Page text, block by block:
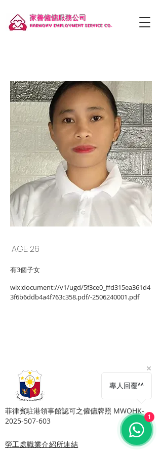
家善僱傭服務公司
Harmony employment service co.
AGE: 26
有3個子女
wix:document://v1/ugd/5f3ce0_ffd315ea361d4
3f6b6ddb4a4f763c358.pdf/-2506240001.pdf
​菲律賓駐港領事館認可之僱傭牌照 MWOHK-
2025-507-603
勞工處職業介紹所連結
專人回覆^^
1